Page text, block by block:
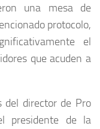
una mesa de
protocolo,
el
que acuden a
del director de Pro
presidente de la